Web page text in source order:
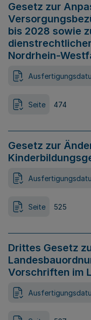
Gesetz zur
bis 2028 sowie
Nordrhein-
Seite 474
Gesetz zur
Seite 525
Drittes Gesetz
Vorschriften im